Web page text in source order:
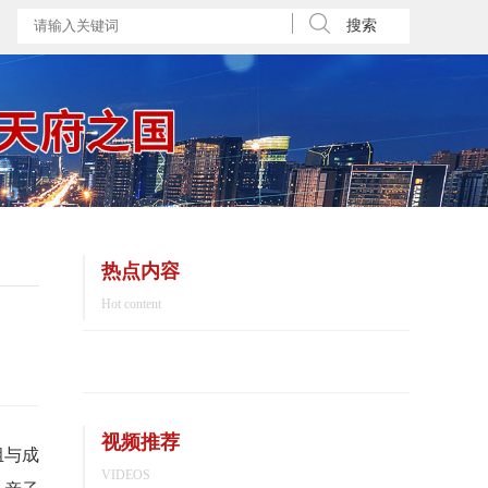
搜索
与成
热点内容
Hot content
视频推荐
VIDEOS